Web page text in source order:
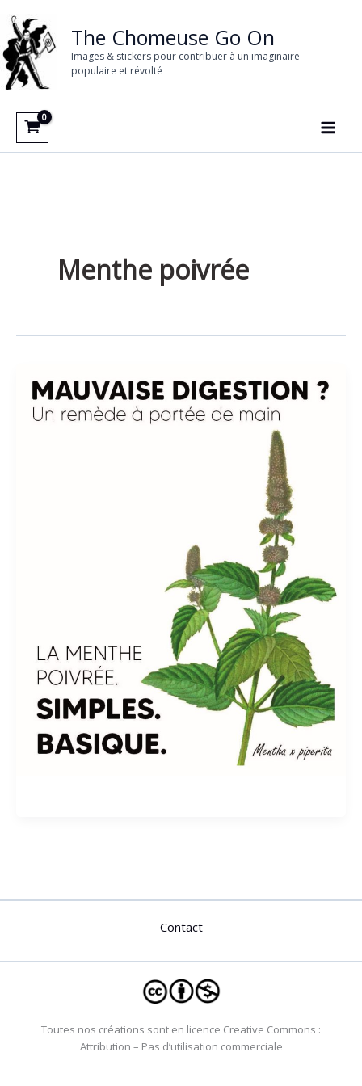
au
contenu
The Chomeuse Go On
Images & stickers pour contribuer à un imaginaire
populaire et révolté
Menthe poivrée
Contact
Toutes nos créations sont en licence Creative Commons :
Attribution – Pas d’utilisation commerciale